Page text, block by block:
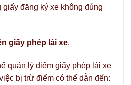
giấy đăng ký xe không đúng
giấy phép lái xe.
quản lý điểm giấy phép lái xe
bị trừ điểm có thể dẫn đến: